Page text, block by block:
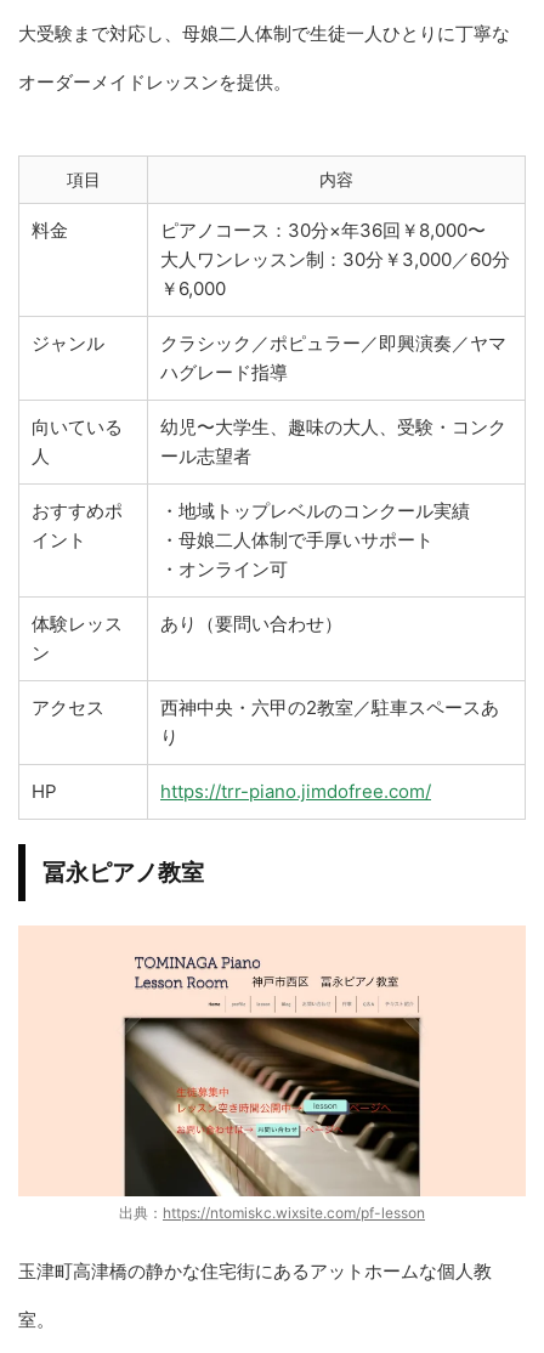
大受験まで対応し、母娘二人体制で生徒一人ひとりに丁寧な
オーダーメイドレッスンを提供。
項目 内容
料金
ピアノコース：30分×年36回￥8,000〜
大人ワンレッスン制：30分￥3,000／60分
￥6,000
ジャンル
クラシック／ポピュラー／即興演奏／ヤマ
ハグレード指導
向いている
人
幼児〜大学生、趣味の大人、受験・コンク
ール志望者
おすすめポ
イント
・地域トップレベルのコンクール実績
・母娘二人体制で手厚いサポート
・オンライン可
体験レッス
ン
あり（要問い合わせ）
アクセス
西神中央・六甲の2教室／駐車スペースあ
り
HP https://trr-piano.jimdofree.com/
冨永ピアノ教室
出典： https://ntomiskc.wixsite.com/pf-lesson
玉津町高津橋の静かな住宅街にあるアットホームな個人教
室。